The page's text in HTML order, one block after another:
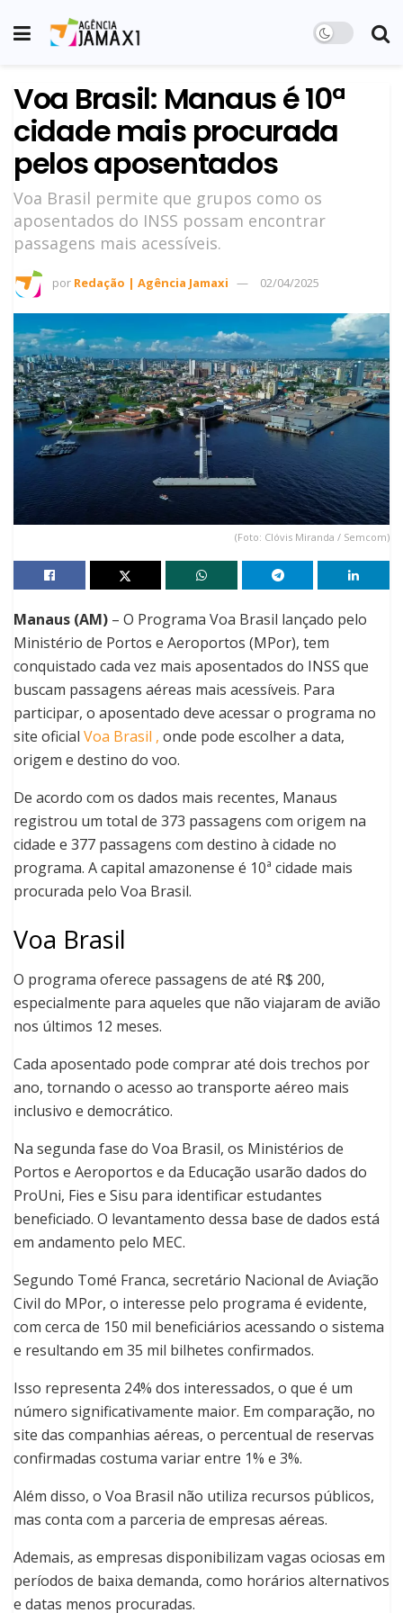
Voa Brasil: Manaus é 10ª
cidade mais procurada
pelos aposentados
Voa Brasil permite que grupos como os
aposentados do INSS possam encontrar
passagens mais acessíveis.
por Redação | Agência Jamaxi 02/04/2025
(Foto: Clóvis Miranda / Semcom)
Manaus (AM) – O Programa Voa Brasil lançado pelo
Ministério de Portos e Aeroportos (MPor), tem
conquistado cada vez mais aposentados do INSS que
buscam passagens aéreas mais acessíveis. Para
participar, o aposentado deve acessar o programa no
site oficial Voa Brasil , onde pode escolher a data,
origem e destino do voo.
De acordo com os dados mais recentes, Manaus
registrou um total de 373 passagens com origem na
cidade e 377 passagens com destino à cidade no
programa. A capital amazonense é 10ª cidade mais
procurada pelo Voa Brasil.
Voa Brasil
O programa oferece passagens de até R$ 200,
especialmente para aqueles que não viajaram de avião
nos últimos 12 meses.
Cada aposentado pode comprar até dois trechos por
ano, tornando o acesso ao transporte aéreo mais
inclusivo e democrático.
Na segunda fase do Voa Brasil, os Ministérios de
Portos e Aeroportos e da Educação usarão dados do
ProUni, Fies e Sisu para identificar estudantes
beneficiado. O levantamento dessa base de dados está
em andamento pelo MEC.
Segundo Tomé Franca, secretário Nacional de Aviação
Civil do MPor, o interesse pelo programa é evidente,
com cerca de 150 mil beneficiários acessando o sistema
e resultando em 35 mil bilhetes confirmados.
Isso representa 24% dos interessados, o que é um
número significativamente maior. Em comparação, no
site das companhias aéreas, o percentual de reservas
confirmadas costuma variar entre 1% e 3%.
Além disso, o Voa Brasil não utiliza recursos públicos,
mas conta com a parceria de empresas aéreas.
Ademais, as empresas disponibilizam vagas ociosas em
períodos de baixa demanda, como horários alternativos
e datas menos procuradas.